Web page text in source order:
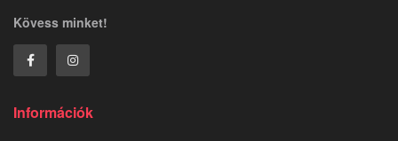
Kövess minket!
Információk